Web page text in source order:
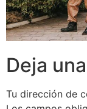
Deja
Tu dirección de